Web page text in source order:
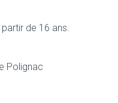
de 16 ans.
Polignac